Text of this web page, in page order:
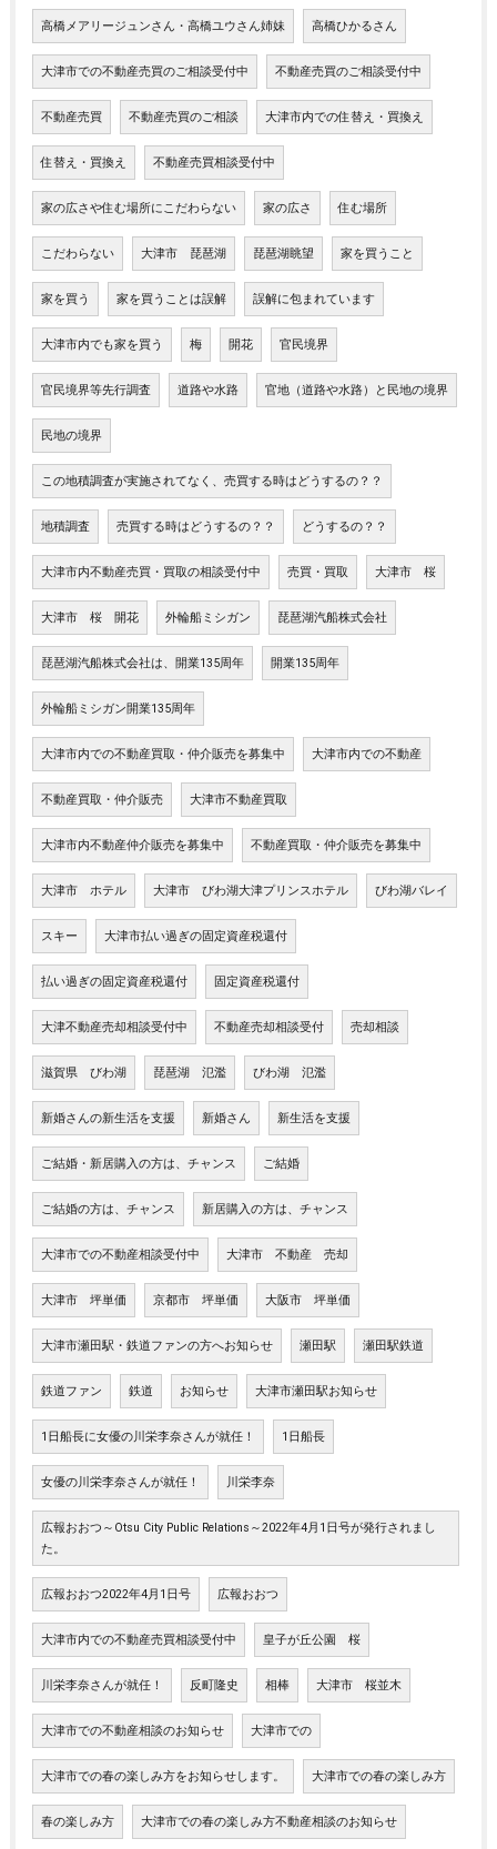
高橋メアリージュンさん・高橋ユウさん姉妹 高橋ひかるさん
大津市での不動産売買のご相談受付中 不動産売買のご相談受付中
不動産売買 不動産売買のご相談 大津市内での住替え・買換え
住替え・買換え 不動産売買相談受付中
家の広さや住む場所にこだわらない 家の広さ 住む場所
こだわらない 大津市 琵琶湖 琵琶湖眺望 家を買うこと
家を買う 家を買うことは誤解 誤解に包まれています
大津市内でも家を買う 梅 開花 官民境界
官民境界等先行調査 道路や水路 官地（道路や水路）と民地の境界
民地の境界
この地積調査が実施されてなく、売買する時はどうするの？？
地積調査 売買する時はどうするの？？ どうするの？？
大津市内不動産売買・買取の相談受付中 売買・買取 大津市 桜
大津市 桜 開花 外輪船ミシガン 琵琶湖汽船株式会社
琵琶湖汽船株式会社は、開業135周年 開業135周年
外輪船ミシガン開業135周年
大津市内での不動産買取・仲介販売を募集中 大津市内での不動産
不動産買取・仲介販売 大津市不動産買取
大津市内不動産仲介販売を募集中 不動産買取・仲介販売を募集中
大津市 ホテル 大津市 びわ湖大津プリンスホテル びわ湖バレイ
スキー 大津市払い過ぎの固定資産税還付
払い過ぎの固定資産税還付 固定資産税還付
大津不動産売却相談受付中 不動産売却相談受付 売却相談
滋賀県 びわ湖 琵琶湖 氾濫 びわ湖 氾濫
新婚さんの新生活を支援 新婚さん 新生活を支援
ご結婚・新居購入の方は、チャンス ご結婚
ご結婚の方は、チャンス 新居購入の方は、チャンス
大津市での不動産相談受付中 大津市 不動産 売却
大津市 坪単価 京都市 坪単価 大阪市 坪単価
大津市瀬田駅・鉄道ファンの方へお知らせ 瀬田駅 瀬田駅鉄道
鉄道ファン 鉄道 お知らせ 大津市瀬田駅お知らせ
1日船長に女優の川栄李奈さんが就任！ 1日船長
女優の川栄李奈さんが就任！ 川栄李奈
広報おおつ～Otsu City Public Relations～2022年4月1日号が発行されまし
た。
広報おおつ2022年4月1日号 広報おおつ
大津市内での不動産売買相談受付中 皇子が丘公園 桜
川栄李奈さんが就任！ 反町隆史 相棒 大津市 桜並木
大津市での不動産相談のお知らせ 大津市での
大津市での春の楽しみ方をお知らせします。 大津市での春の楽しみ方
春の楽しみ方 大津市での春の楽しみ方不動産相談のお知らせ